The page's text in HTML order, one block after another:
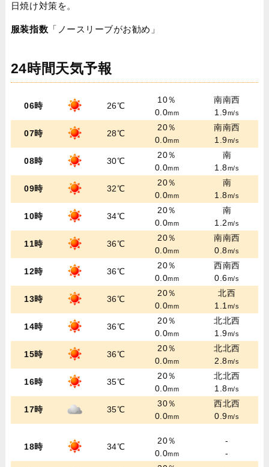
日焼け対策を。
服装指数 「ノースリーブがお勧め」
24時間天気予報
06時 26℃
10％
0.0mm
南南西
1.9m/s
07時 28℃
20％
0.0mm
南南西
1.9m/s
08時 30℃
20％
0.0mm
南
1.8m/s
09時 32℃
20％
0.0mm
南
1.8m/s
10時 34℃
20％
0.0mm
南
1.2m/s
11時 36℃
20％
0.0mm
南南西
0.8m/s
12時 36℃
20％
0.0mm
西南西
0.6m/s
13時 36℃
20％
0.0mm
北西
1.1m/s
14時 36℃
20％
0.0mm
北北西
1.9m/s
15時 36℃
20％
0.0mm
北北西
2.8m/s
16時 35℃
20％
0.0mm
北北西
1.8m/s
17時 35℃
30％
0.0mm
西北西
0.9m/s
18時 34℃
20％
0.0mm
-
-